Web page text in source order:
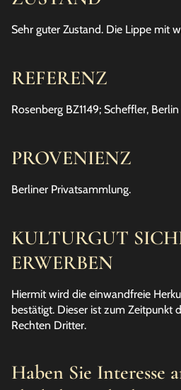
Sehr guter Zustand. Die Lippe mit
REFERENZ
Rosenberg BZ1149; Scheffler, Berlin
PROVENIENZ
Berliner Privatsammlung.
KULTURGUT
ERWERBEN
Hiermit wird die einwandfreie
bestätigt. Dieser ist zum Zeitpunkt
Rechten Dritter.
Haben Sie Interesse